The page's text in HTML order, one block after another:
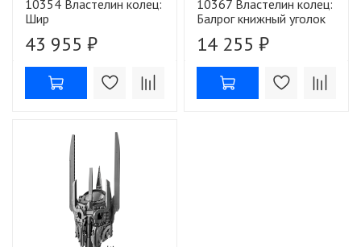
10354 Властелин колец:
Шир
43 955 ₽
10367 Властелин колец:
Балрог книжный уголок
14 255 ₽